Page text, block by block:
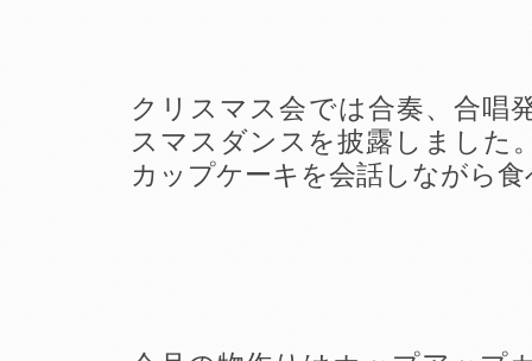
クリスマス会では合奏、合唱
スマスダンスを披露しました
カップケーキを会話しながら